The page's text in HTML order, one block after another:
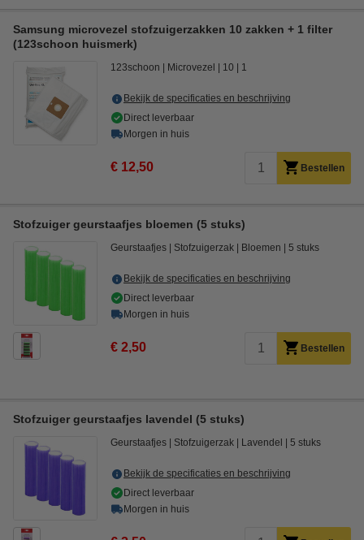
Samsung microvezel stofzuigerzakken 10 zakken + 1 filter
(123schoon huismerk)
123schoon Microvezel 10 1
Bekijk de specificaties en beschrijving
Direct leverbaar
Morgen in huis
€ 12,50 Bestellen
Stofzuiger geurstaafjes bloemen (5 stuks)
Geurstaafjes Stofzuigerzak Bloemen 5 stuks
Bekijk de specificaties en beschrijving
Direct leverbaar
Morgen in huis
€ 2,50 Bestellen
Stofzuiger geurstaafjes lavendel (5 stuks)
Geurstaafjes Stofzuigerzak Lavendel 5 stuks
Bekijk de specificaties en beschrijving
Direct leverbaar
Morgen in huis